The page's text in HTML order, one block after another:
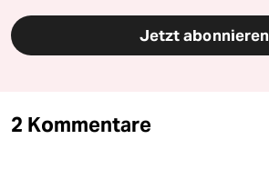
Jetzt abonnieren
2 Kommentare